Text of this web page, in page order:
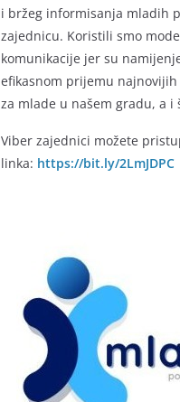
i bržeg informisanja mladih
zajednicu. Koristili smo
komunikacije jer su
efikasnom prijemu
za mlade u našem gradu, a i
Viber zajednici možete
linka: https://bit.ly/2LmJDPC